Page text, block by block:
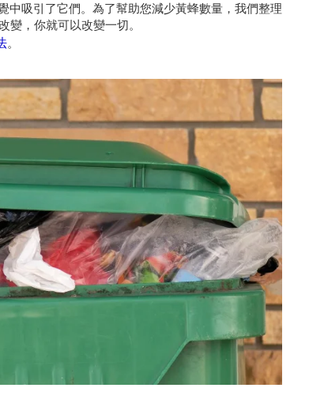
中吸引了它們。為了幫助您減少黃蜂數量，我們整理
變，你就可以改變一切。
。